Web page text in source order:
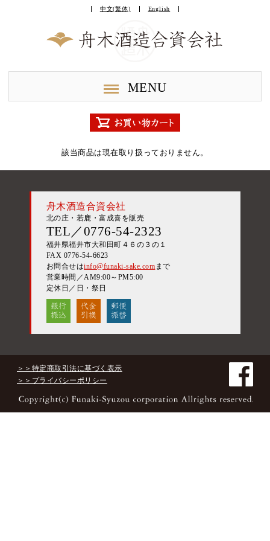
中文(繁体) English
MENU
該当商品は現在取り扱っておりません。
舟木酒造合資会社
北の庄・若鹿・富成喜を販売
TEL／0776-54-2323
福井県福井市大和田町４６の３の１
FAX 0776-54-6623
お問合せはinfo@funaki-sake.com まで
営業時間／AM9:00～PM5:00
定休日／日・祭日
＞＞特定商取引法に基づく表示
＞＞プライバシーポリシー